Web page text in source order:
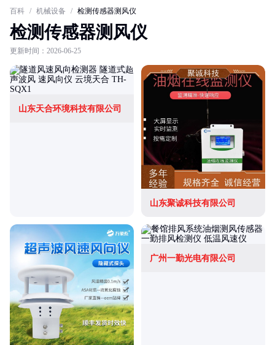
百科 / 机械设备 / 检测传感器测风仪
检测传感器测风仪
更新时间：2026-06-25
山东天合环境科技有限公司
山东聚诚科技有限公司
广州一勤光电有限公司